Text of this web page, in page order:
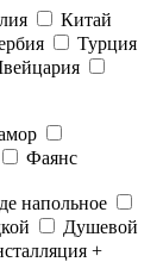
Китай
Турция
Фаянс
напольное
Душевой
+